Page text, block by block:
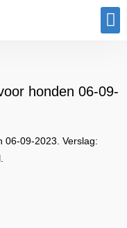
honden 06-09-
06-09-2023. Verslag: